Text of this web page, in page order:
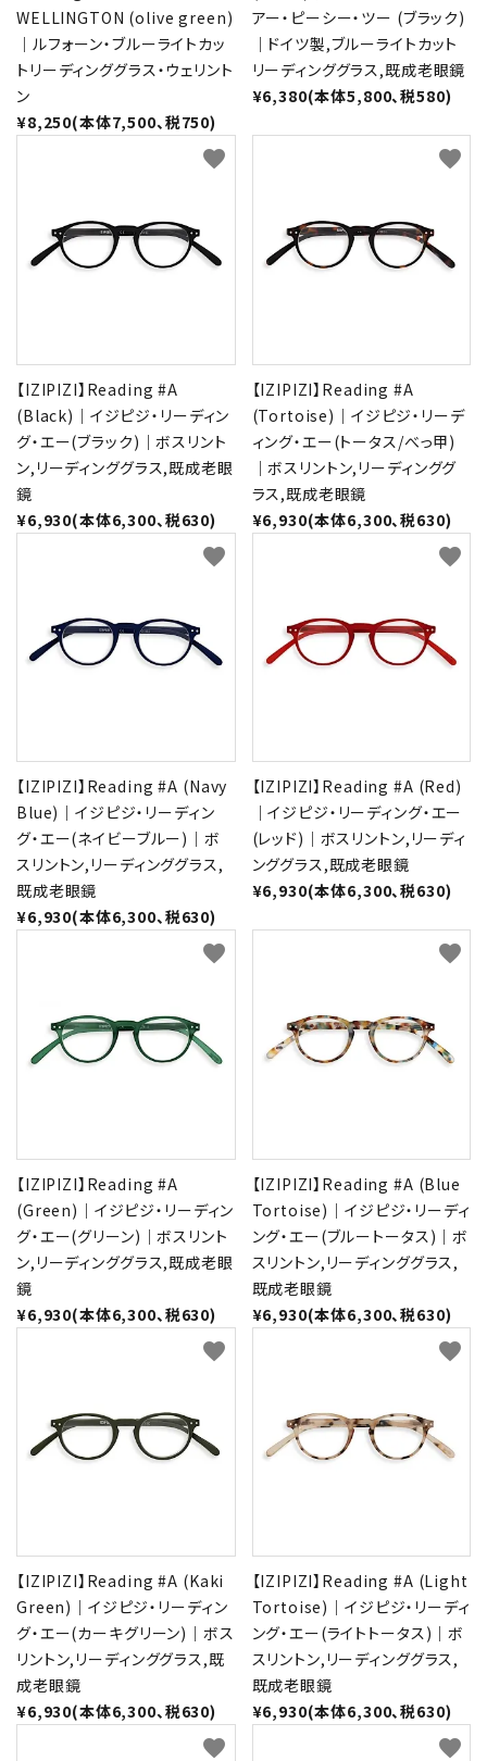
WELLINGTON (olive green)
｜ルフォーン・ブルーライトカッ
トリーディンググラス・ウェリント
ン
¥8,250(本体7,500、税750)
アー・ピーシー・ツー (ブラック)
｜ドイツ製,ブルーライトカット
リーディンググラス,既成老眼鏡
¥6,380(本体5,800、税580)
【IZIPIZI】Reading #A
(Black)｜イジピジ・リーディン
グ・エー(ブラック)｜ボスリント
ン,リーディンググラス,既成老眼
鏡
¥6,930(本体6,300、税630)
favorite
【IZIPIZI】Reading #A
(Tortoise)｜イジピジ・リーデ
ィング・エー(トータス/べっ甲)
｜ボスリントン,リーディンググ
ラス,既成老眼鏡
¥6,930(本体6,300、税630)
favorite
【IZIPIZI】Reading #A (Navy
Blue)｜イジピジ・リーディン
グ・エー(ネイビーブルー)｜ボ
スリントン,リーディンググラス,
既成老眼鏡
¥6,930(本体6,300、税630)
favorite
【IZIPIZI】Reading #A (Red)
｜イジピジ・リーディング・エー
(レッド)｜ボスリントン,リーディ
ンググラス,既成老眼鏡
¥6,930(本体6,300、税630)
favorite
【IZIPIZI】Reading #A
(Green)｜イジピジ・リーディン
グ・エー(グリーン)｜ボスリント
ン,リーディンググラス,既成老眼
鏡
¥6,930(本体6,300、税630)
favorite
【IZIPIZI】Reading #A (Blue
Tortoise)｜イジピジ・リーディ
ング・エー(ブルートータス)｜ボ
スリントン,リーディンググラス,
既成老眼鏡
¥6,930(本体6,300、税630)
favorite
【IZIPIZI】Reading #A (Kaki
Green)｜イジピジ・リーディン
グ・エー(カーキグリーン)｜ボス
リントン,リーディンググラス,既
成老眼鏡
¥6,930(本体6,300、税630)
favorite
【IZIPIZI】Reading #A (Light
Tortoise)｜イジピジ・リーディ
ング・エー(ライトトータス)｜ボ
スリントン,リーディンググラス,
既成老眼鏡
¥6,930(本体6,300、税630)
favorite
favorite favorite